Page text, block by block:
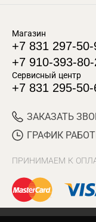
Магазин
+7 831 297-50-
+7 910-393-
Сервисный центр
+7 831 295-50-
ЗАКАЗАТЬ
ГРАФИК
ПРИНИМАЕМ К